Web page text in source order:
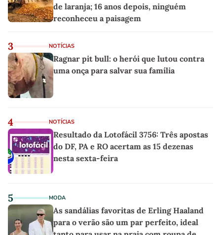
de laranja; 16 anos depois, ninguém
reconheceu a paisagem
3 NOTÍCIAS
Ragnar pit bull: o herói que lutou contra
uma onça para salvar sua família
4 NOTÍCIAS
Resultado da Lotofácil 3756: Três apostas
do DF, PA e RO acertam as 15 dezenas
nesta sexta-feira
5 MODA
As sandálias favoritas de Erling Haaland
para o verão são um par perfeito, ideal